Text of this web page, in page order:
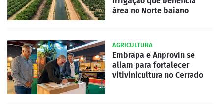
área no Norte baiano
AGRICULTURA
Embrapa e Anprovin se
aliam para fortalecer
vitivinicultura no Cerrado